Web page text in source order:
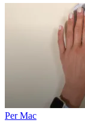
Per Mac